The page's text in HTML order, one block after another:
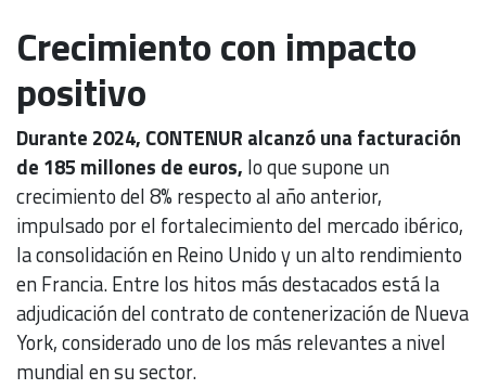
Crecimiento con impacto
positivo
Durante 2024, CONTENUR alcanzó una facturación
de 185 millones de euros, lo que supone un
crecimiento del 8% respecto al año anterior,
impulsado por el fortalecimiento del mercado ibérico,
la consolidación en Reino Unido y un alto rendimiento
en Francia. Entre los hitos más destacados está la
adjudicación del contrato de contenerización de Nueva
York, considerado uno de los más relevantes a nivel
mundial en su sector.